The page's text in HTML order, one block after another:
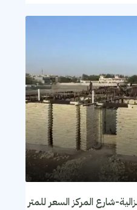
شارع المركز السعر للمتر